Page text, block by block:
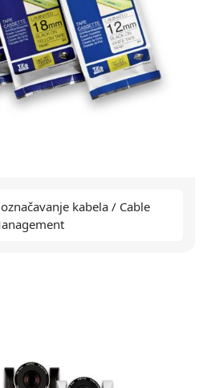
kabela / Cable